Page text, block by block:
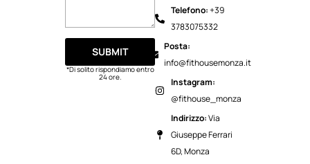
SUBMIT
*Di solito rispondiamo entro
24 ore.
Telefono:+39
3783075332
Posta:
info@fithousemonza.it
Instagram:
@fithouse_monza
Indirizzo:Via
Giuseppe Ferrari
6D, Monza